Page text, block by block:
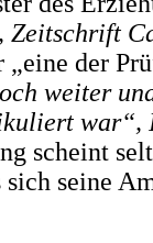
der
weiter
war“,
scheint
seine